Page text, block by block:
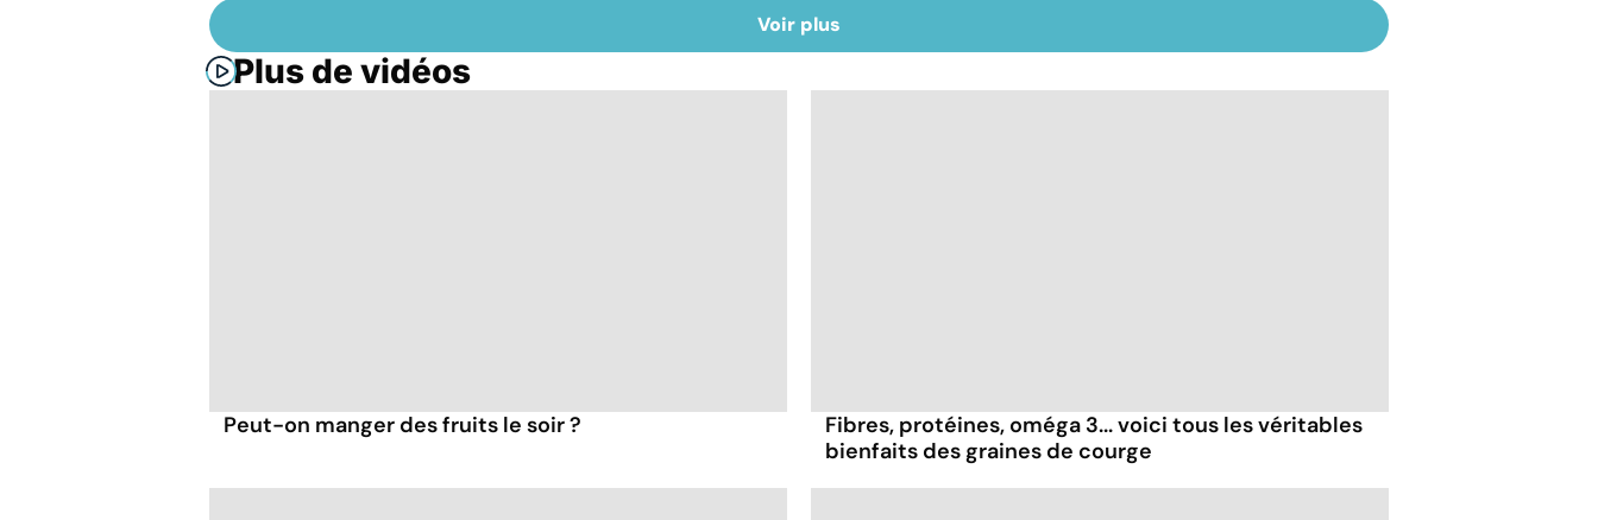
Voir plus
Plus de vidéos
Peut-on manger des fruits le soir ?
Fibres, protéines, oméga 3... voici tous les véritables
bienfaits des graines de courge